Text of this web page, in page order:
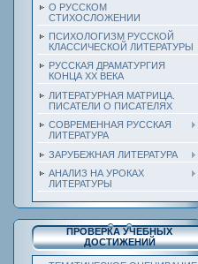
О РУССКОМ
СТИХОСЛОЖЕНИИ
ПСИХОЛОГИЗМ РУССКОЙ
КЛАССИЧЕСКОЙ ЛИТЕРАТУРЫ
РУССКАЯ ДРАМАТУРГИЯ
КОНЦА ХХ ВЕКА
ЛИТЕРАТУРНАЯ МАТРИЦА.
ПИСАТЕЛИ О ПИСАТЕЛЯХ
СОВРЕМЕННАЯ РУССКАЯ
ЛИТЕРАТУРА
ЗАРУБЕЖНАЯ ЛИТЕРАТУРА
АНАЛИЗ НА УРОКАХ
ЛИТЕРАТУРЫ
ПРОВЕРКА УЧЕБНЫХ
ДОСТИЖЕНИЙ